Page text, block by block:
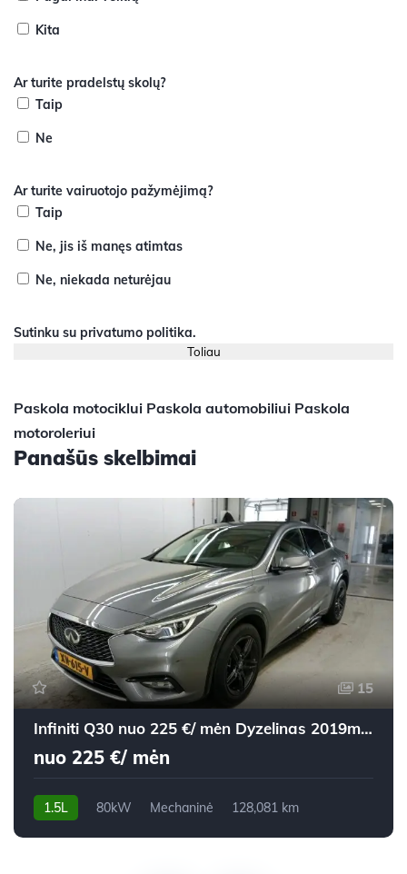
Kita
Ar turite pradelstų skolų?
Taip
Ne
Ar turite vairuotojo pažymėjimą?
Taip
Ne, jis iš manęs atimtas
Ne, niekada neturėjau
Sutinku su privatumo politika.
Paskola motociklui Paskola automobiliui Paskola
motoroleriui
Panašūs skelbimai
15
Infiniti Q30 nuo 225 €/ mėn Dyzelinas 2019m. Visureigis Mechaninė
nuo 225 €/ mėn
1.5L 80kW Mechaninė
128,081 km